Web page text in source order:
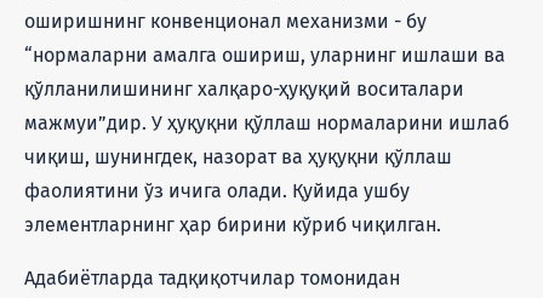
оширишнинг конвенционал механизми - бу
“нормаларни амалга ошириш, уларнинг ишлаши ва
қўлланилишининг халқаро-ҳуқуқий воситалари
мажмуи”дир. У ҳуқуқни қўллаш нормаларини ишлаб
чиқиш, шунингдек, назорат ва ҳуқуқни қўллаш
фаолиятини ўз ичига олади. Қуйида ушбу
элементларнинг ҳар бирини кўриб чиқилган.
Адабиётларда тадқиқотчилар томонидан